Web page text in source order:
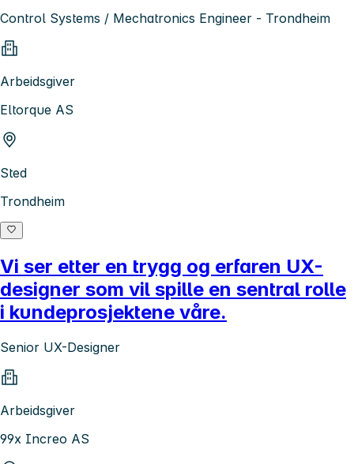
Control Systems / Mechatronics Engineer - Trondheim
Arbeidsgiver
Eltorque AS
Sted
Trondheim
Vi ser etter en trygg og erfaren UX-
designer som vil spille en sentral rolle
i kundeprosjektene våre.
Senior UX-Designer
Arbeidsgiver
99x Increo AS